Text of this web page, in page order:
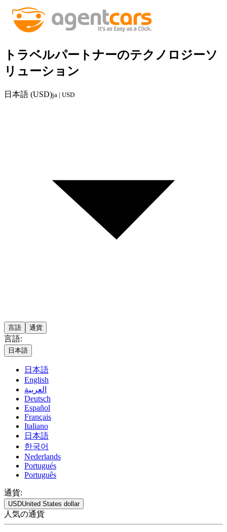
トラベルパートナーのテクノロジーソ
リューション
日本語 (USD)ja | USD
言語 通貨
言語:
日本語
日本語
English
العربية
Deutsch
Español
Français
Italiano
日本語
한국어
Nederlands
Portugués
Português
通貨:
USDUnited States dollar
人気の通貨